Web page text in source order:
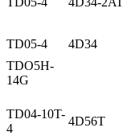
TD05-4 4D34
TDO5H-
14G
TD04-10T-
4
4D56T